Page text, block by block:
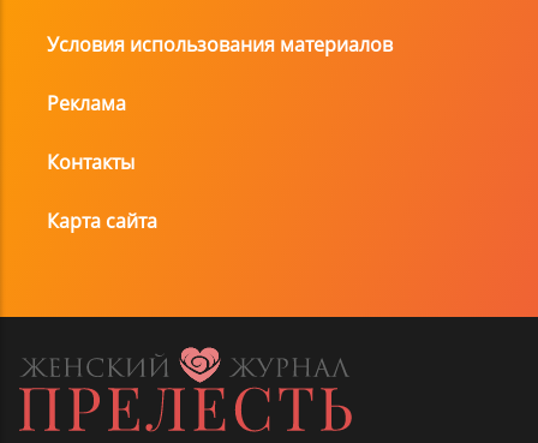
Условия использования материалов
Реклама
Контакты
Карта сайта